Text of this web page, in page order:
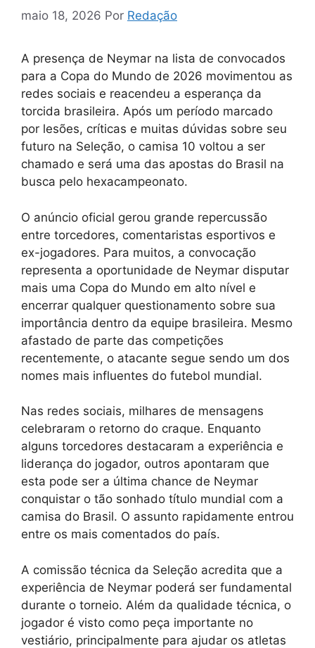
maio 18, 2026 Por Redação
A presença de Neymar na lista de convocados
para a Copa do Mundo de 2026 movimentou as
redes sociais e reacendeu a esperança da
torcida brasileira. Após um período marcado
por lesões, críticas e muitas dúvidas sobre seu
futuro na Seleção, o camisa 10 voltou a ser
chamado e será uma das apostas do Brasil na
busca pelo hexacampeonato.
O anúncio oficial gerou grande repercussão
entre torcedores, comentaristas esportivos e
ex-jogadores. Para muitos, a convocação
representa a oportunidade de Neymar disputar
mais uma Copa do Mundo em alto nível e
encerrar qualquer questionamento sobre sua
importância dentro da equipe brasileira. Mesmo
afastado de parte das competições
recentemente, o atacante segue sendo um dos
nomes mais influentes do futebol mundial.
Nas redes sociais, milhares de mensagens
celebraram o retorno do craque. Enquanto
alguns torcedores destacaram a experiência e
liderança do jogador, outros apontaram que
esta pode ser a última chance de Neymar
conquistar o tão sonhado título mundial com a
camisa do Brasil. O assunto rapidamente entrou
entre os mais comentados do país.
A comissão técnica da Seleção acredita que a
experiência de Neymar poderá ser fundamental
durante o torneio. Além da qualidade técnica, o
jogador é visto como peça importante no
vestiário, principalmente para ajudar os atletas